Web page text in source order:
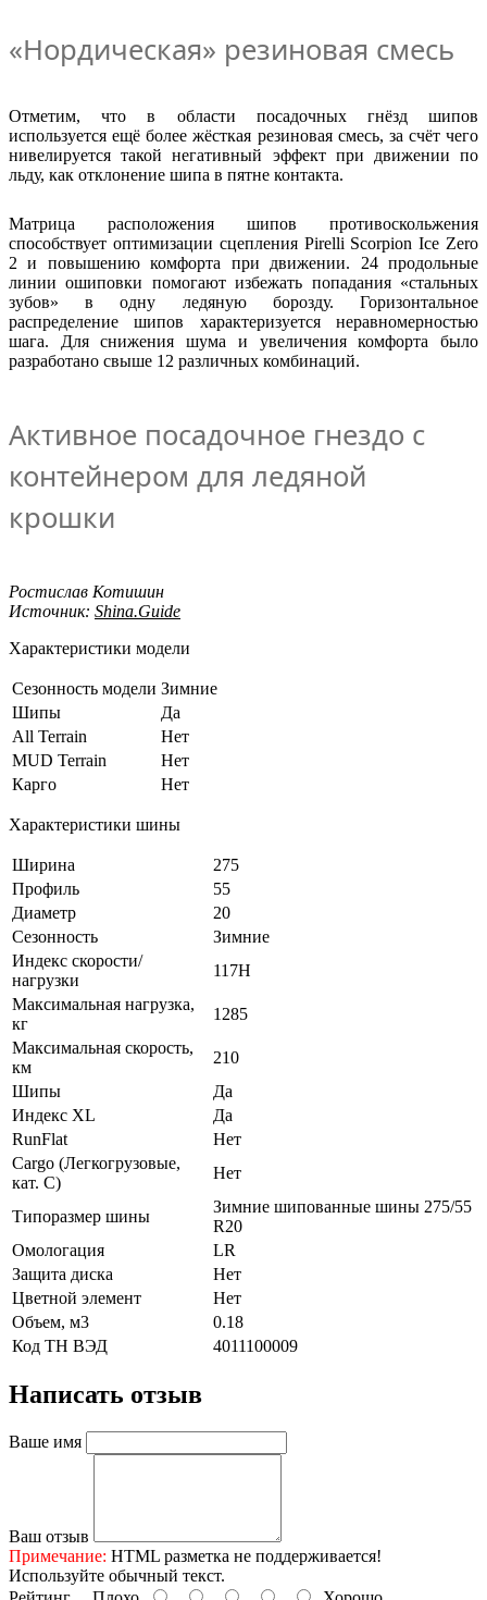
«Нордическая» резиновая смесь
Отметим, что в области посадочных гнёзд шипов
используется ещё более жёсткая резиновая смесь, за счёт чего
нивелируется такой негативный эффект при движении по
льду, как отклонение шипа в пятне контакта.
Матрица расположения шипов противоскольжения
способствует оптимизации сцепления Pirelli Scorpion Ice Zero
2 и повышению комфорта при движении. 24 продольные
линии ошиповки помогают избежать попадания «стальных
зубов» в одну ледяную борозду. Горизонтальное
распределение шипов характеризуется неравномерностью
шага. Для снижения шума и увеличения комфорта было
разработано свыше 12 различных комбинаций.
Активное посадочное гнездо с
контейнером для ледяной
крошки
Ростислав Котишин
Источник: Shina.Guide
Характеристики модели
Сезонность модели Зимние
Шипы
Да
All Terrain
Нет
MUD Terrain
Нет
Карго
Нет
Характеристики шины
Ширина
275
Профиль
55
Диаметр
20
Сезонность
Зимние
Индекс скорости/
нагрузки
117H
Максимальная нагрузка,
кг
1285
Максимальная скорость,
км
210
Шипы
Да
Индекс XL
Да
RunFlat
Нет
Cargo (Легкогрузовые,
кат. С)
Нет
Типоразмер шины
Зимние шипованные шины 275/55
R20
Омологация
LR
Защита диска
Нет
Цветной элемент
Нет
Объем, м3
0.18
Код ТН ВЭД
4011100009
Написать отзыв
Ваше имя
Ваш отзыв
Примечание: HTML разметка не поддерживается!
Используйте обычный текст.